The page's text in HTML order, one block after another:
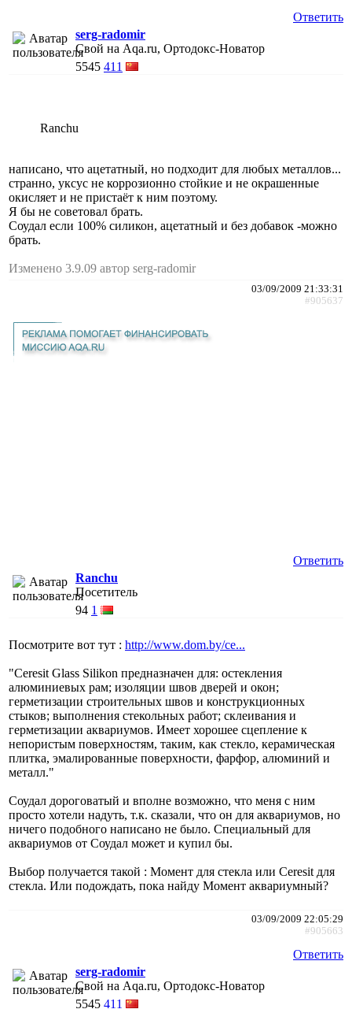
Ответить
serg-radomir
Свой на Aqa.ru, Ортодокс-Новатор
5545 411
Ranchu
написано, что ацетатный, но подходит для любых металлов...
странно, уксус не коррозионно стойкие и не окрашенные
окисляет и не пристаёт к ним поэтому.
Я бы не советовал брать.
Соудал если 100% силикон, ацетатный и без добавок -можно
брать.
Изменено 3.9.09 автор serg-radomir
03/09/2009 21:33:31
#905637
Ответить
Ranchu
Посетитель
94 1
Посмотрите вот тут : http://www.dom.by/ce...
"Ceresit Glass Silikon предназначен для: остекления
алюминиевых рам; изоляции швов дверей и окон;
герметизации строительных швов и конструкционных
стыков; выполнения стекольных работ; склеивания и
герметизации аквариумов. Имеет хорошее сцепление к
непористым поверхностям, таким, как стекло, керамическая
плитка, эмалированные поверхности, фарфор, алюминий и
металл."
Соудал дороговатый и вполне возможно, что меня с ним
просто хотели надуть, т.к. сказали, что он для аквариумов, но
ничего подобного написано не было. Специальный для
аквариумов от Соудал может и купил бы.
Выбор получается такой : Момент для стекла или Сeresit для
стекла. Или подождать, пока найду Момент аквариумный?
03/09/2009 22:05:29
#905663
Ответить
serg-radomir
Свой на Aqa.ru, Ортодокс-Новатор
5545 411